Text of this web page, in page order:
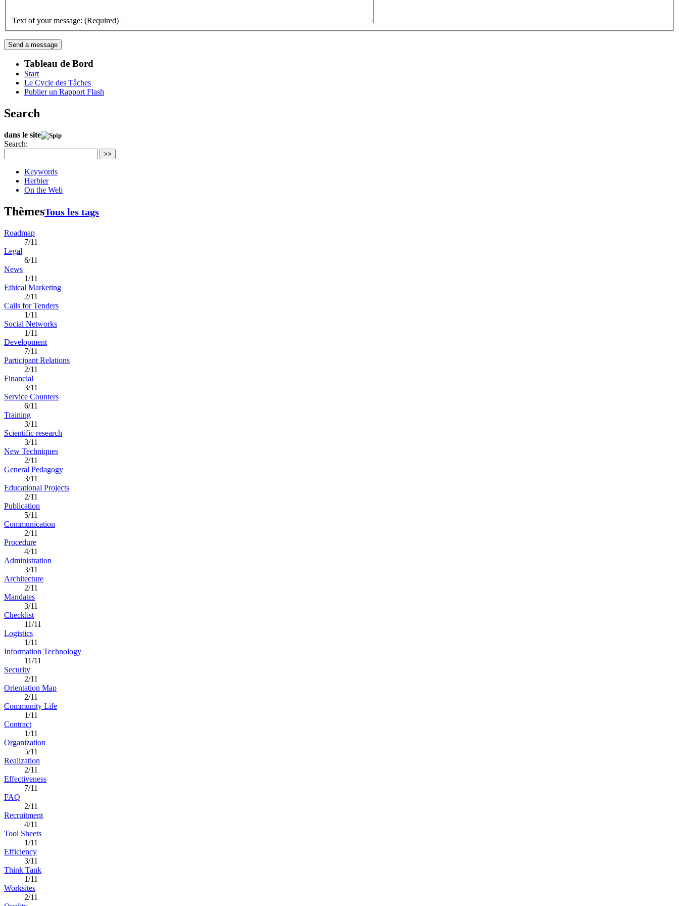
Text of your message: (Required)
Tableau de Bord
Start
Le Cycle des Tâches
Publier un Rapport Flash
Search
dans le site
Search:
>>
Keywords
Herbier
On the Web
ThèmesTous les tags
Roadmap
7/11
Legal
6/11
News
1/11
Ethical Marketing
2/11
Calls for Tenders
1/11
Social Networks
1/11
Development
7/11
Participant Relations
2/11
Financial
3/11
Service Counters
6/11
Training
3/11
Scientific research
3/11
New Techniques
2/11
General Pedagogy
3/11
Educational Projects
2/11
Publication
5/11
Communication
2/11
Procedure
4/11
Administration
3/11
Architecture
2/11
Mandates
3/11
Checklist
11/11
Logistics
1/11
Information Technology
11/11
Security
2/11
Orientation Map
2/11
Community Life
1/11
Contract
1/11
Organization
5/11
Realization
2/11
Effectiveness
7/11
FAQ
2/11
Recruitment
4/11
Tool Sheets
1/11
Efficiency
3/11
Think Tank
1/11
Worksites
2/11